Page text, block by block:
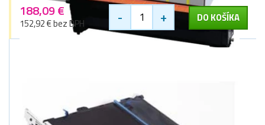
188,09 €
152,92 € bez DPH - + DO KOŠÍKA